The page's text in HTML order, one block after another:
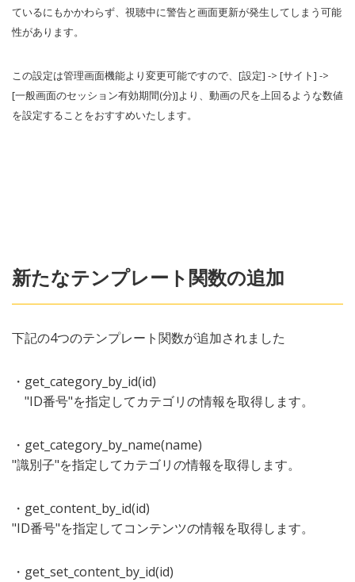
ているにもかかわらず、視聴中に警告と画面更新が発生してしまう可能
性があります。
この設定は管理画面機能より変更可能ですので、[設定] -> [サイト] ->
[一般画面のセッション有効期間(分)]より、動画の尺を上回るような数値
を設定することをおすすめいたします。
新たなテンプレート関数の追加
下記の4つのテンプレート関数が追加されました
・get_category_by_id(id)
"ID番号"を指定してカテゴリの情報を取得します。
・get_category_by_name(name)
"識別子"を指定してカテゴリの情報を取得します。
・get_content_by_id(id)
"ID番号"を指定してコンテンツの情報を取得します。
・get_set_content_by_id(id)